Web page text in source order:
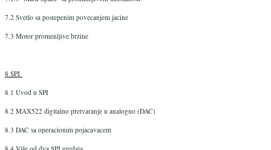
7.2 Svetlo sa postepenim povecanjem jacine
7.3 Motor promenljive brzine
8 SPI
8.1 Uvod u SPI
8.2 MAX522 digitalno pretvaranje u analogno (DAC)
8.3 DAC sa operacionim pojacavacem